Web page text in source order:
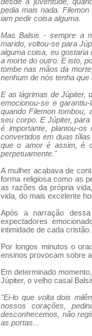
pedia mais nada.
iam pedir coisa alguma.
Mas Balsis - sempre a
marido, voltou-se para
alguma coisa, eu
a morte do outro. E isto,
tombe nas mãos da
nenhum de nós tenha que
E as lágrimas de Júpiter,
emocionou-se e
quando Filemon tombou,
seu corpo. E Júpiter,
é importante, plantou-
convertidos em duas
que o amor é assim, é
perpetuamente."
A mulher acabava de
forma religiosa como as
as razões da própria
vida, do mais excelente
Após a narração
expectadores
intimidade de cada cristão.
Por longos minutos o
ensinos provocam sobre
Em determinado
Júpiter, o velho casal
"Ei-lo que volta dois
nossos corações,
desconhecemos, não
as portas...